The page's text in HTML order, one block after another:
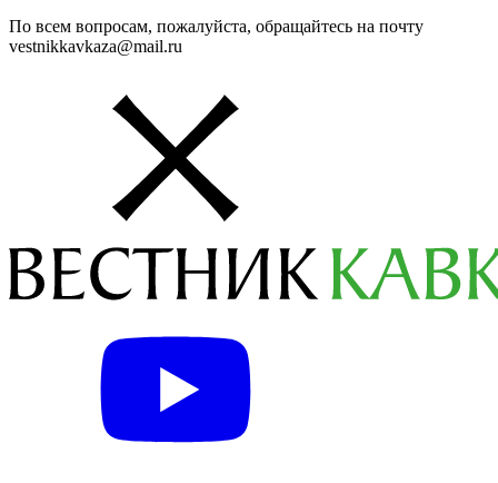
По всем вопросам, пожалуйста, обращайтесь на почту
vestnikkavkaza@mail.ru